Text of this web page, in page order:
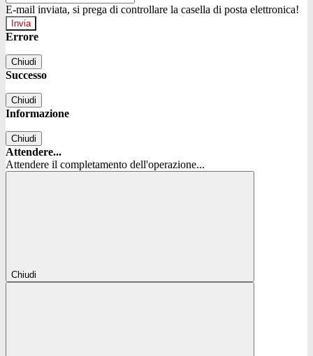
E-mail inviata, si prega di controllare la casella di posta elettronica!
Errore
Chiudi
Successo
Chiudi
Informazione
Chiudi
Attendere...
Attendere il completamento dell'operazione...
Chiudi